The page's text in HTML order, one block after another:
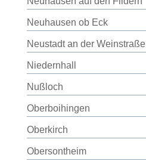
Neuhausen ob Eck
Neustadt an der Weinstraße
Niedernhall
Nußloch
Oberboihingen
Oberkirch
Obersontheim